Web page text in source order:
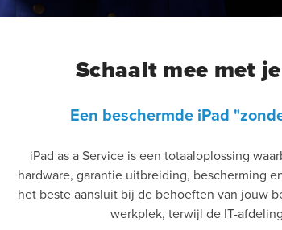
Schaalt mee met
Een beschermde iPad
iPad as a Service is een totaaloplossing
hardware, garantie uitbreiding, bescherming
het beste aansluit bij de behoeften van jouw
werkplek, terwijl de IT-